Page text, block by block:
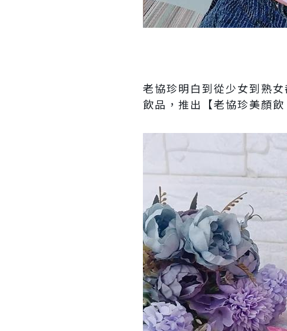
老協珍明白到從少女到熟
飲品，推出【老協珍美顏